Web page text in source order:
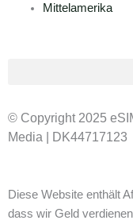
Mittelamerika
© Copyright 2025
Media | DK44717123
Diese Website enthält
dass wir Geld